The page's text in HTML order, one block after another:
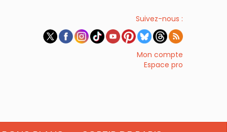
Suivez-nous :
Mon compte
Espace pro